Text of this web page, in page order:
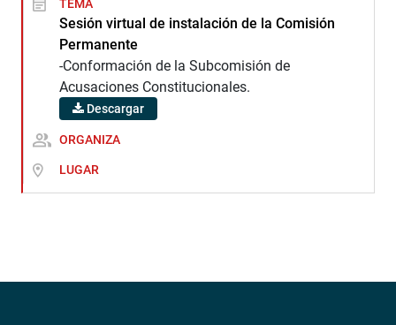
TEMA
Sesión virtual de instalación de la Comisión
Permanente
-Conformación de la Subcomisión de
Acusaciones Constitucionales.
Descargar
ORGANIZA
LUGAR